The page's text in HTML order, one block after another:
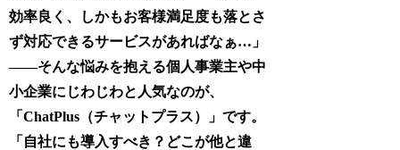
効率良く、しかもお客様満足度も落とさ
ず対応できるサービスがあればなぁ…」
——そんな悩みを抱える個人事業主や中
小企業にじわじわと人気なのが、
「ChatPlus（チャットプラス）」です。
「自社にも導入すべき？どこが他と違